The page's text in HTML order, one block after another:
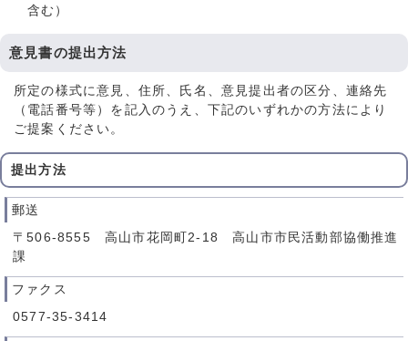
含む）
意見書の提出方法
所定の様式に意見、住所、氏名、意見提出者の区分、連絡先
（電話番号等）を記入のうえ、下記のいずれかの方法により
ご提案ください。
提出方法
郵送
〒506-8555 高山市花岡町2-18 高山市市民活動部協働推進
課
ファクス
0577-35-3414